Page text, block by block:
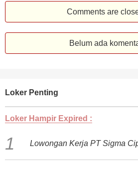
Comments are
Belum ada
Loker Penting
Loker Hampir Expired :
Lowongan Kerja PT Sigma